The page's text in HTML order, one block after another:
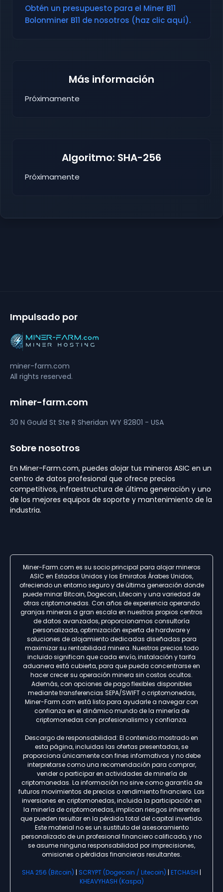
Obtén un presupuesto para el Miner B11
Bolonminer B11 de nosotros (haz clic aquí).
Más información
Próximamente
Algoritmo: SHA-256
Próximamente
Impulsado por
miner-farm.com
All rights reserved.
miner-farm.com
30 N Gould St Ste R Sheridan WY 82801 - USA
Sobre nosotros
En Miner-Farm.com, puedes alojar tus mineros ASIC en un
centro de datos profesional que ofrece precios
competitivos, infraestructura de última generación y uno
de los mejores equipos de soporte y mantenimiento de la
industria.
Miner-Farm.com es su socio principal para alojar mineros
ASIC en Estados Unidos y los Emiratos Árabes Unidos,
ofreciendo un entorno seguro y de última generación donde
puede minar Bitcoin, Dogecoin, Litecoin y una variedad de
otras criptomonedas. Con años de experiencia operando
granjas mineras a gran escala en nuestros propios centros
de datos avanzados, proporcionamos consultoría
personalizada, optimización experta de hardware y
soluciones de alojamiento dedicadas diseñadas para
maximizar su rentabilidad minera. Nuestros precios todo
incluido significan que cada envío, instalación y tarifa
aduanera está cubierta, para que pueda concentrarse en
hacer crecer su operación minera sin costos ocultos.
Además, con opciones de pago flexibles disponibles
mediante transferencias SEPA/SWIFT o criptomonedas,
Miner-Farm.com está listo para ayudarle a navegar con
confianza en el dinámico mundo de la minería de
criptomonedas con profesionalismo y confianza.
Descargo de responsabilidad: El contenido mostrado en
esta página, incluidas las ofertas presentadas, se
proporciona únicamente con fines informativos y no debe
interpretarse como una recomendación para comprar,
vender o participar en actividades de minería de
criptomonedas. La información no sirve como garantía de
futuros movimientos de precios o rendimiento financiero. Las
inversiones en criptomonedas, incluida la participación en
la minería de criptomonedas, implican riesgos inherentes
que pueden resultar en la pérdida total del capital invertido.
Este material no es un sustituto del asesoramiento
personalizado de un profesional financiero calificado, y no
se asume ninguna responsabilidad por imprecisiones,
omisiones o pérdidas financieras resultantes.
SHA 256 (Bitcoin) | SCRYPT (Dogecoin / Litecoin) | ETCHASH |
KHEAVYHASH (Kaspa)